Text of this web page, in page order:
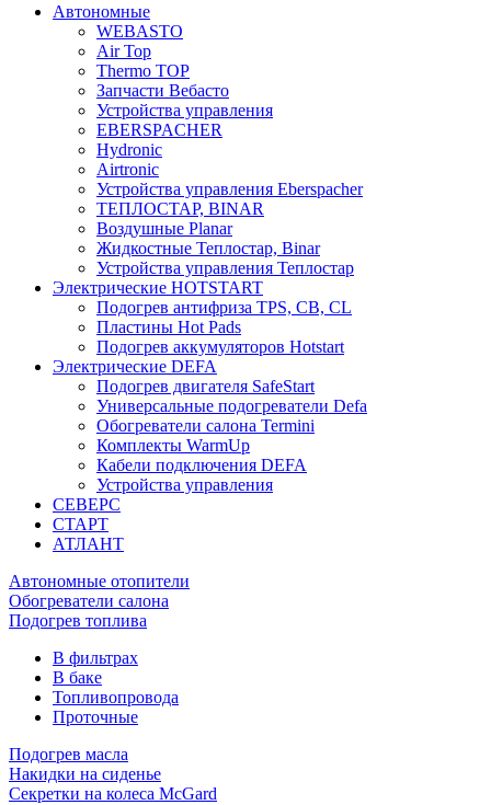
Автономные
WEBASTO
Air Top
Thermo TOP
Запчасти Вебасто
Устройства управления
EBERSPACHER
Hydronic
Airtronic
Устройства управления Eberspacher
ТЕПЛОСТАР, BINAR
Воздушные Planar
Жидкостные Теплостар, Binar
Устройства управления Теплостар
Электрические HOTSTART
Подогрев антифриза TPS, CB, CL
Пластины Hot Pads
Подогрев аккумуляторов Hotstart
Электрические DEFA
Подогрев двигателя SafeStart
Универсальные подогреватели Defa
Обогреватели салона Termini
Комплекты WarmUp
Кабели подключения DEFA
Устройства управления
СЕВЕРС
СТАРТ
АТЛАНТ
Автономные отопители
Обогреватели салона
Подогрев топлива
В фильтрах
В баке
Топливопровода
Проточные
Подогрев масла
Накидки на сиденье
Секретки на колеса McGard